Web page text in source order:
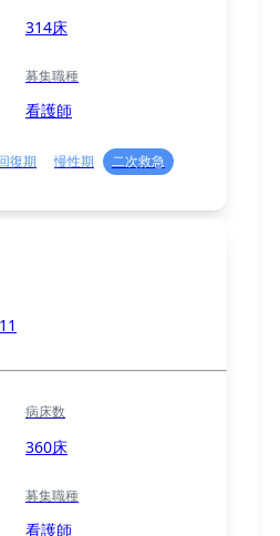
314床
募集職種
看護師
復期 慢性期
二次救急
病床数
360床
募集職種
看護師